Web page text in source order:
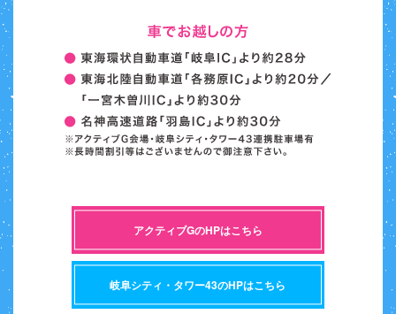
アクティブGのHPはこちら
岐阜シティ・タワー43のHPはこちら